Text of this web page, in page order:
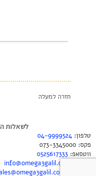
חזרה למעלה
לשאלות
טלפון: 04-9999524
פקס: 073-3345000
ווטסאפ: 0525617333
info@omega3galil.com